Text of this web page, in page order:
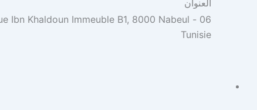
العنوان
Rue Ibn Khaldoun Immeuble B1, 8000 Nabeul -
Tunisie